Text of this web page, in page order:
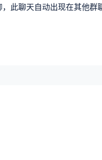
此聊天自动出现在其他群